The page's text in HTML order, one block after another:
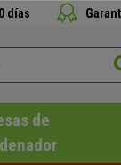
días
de